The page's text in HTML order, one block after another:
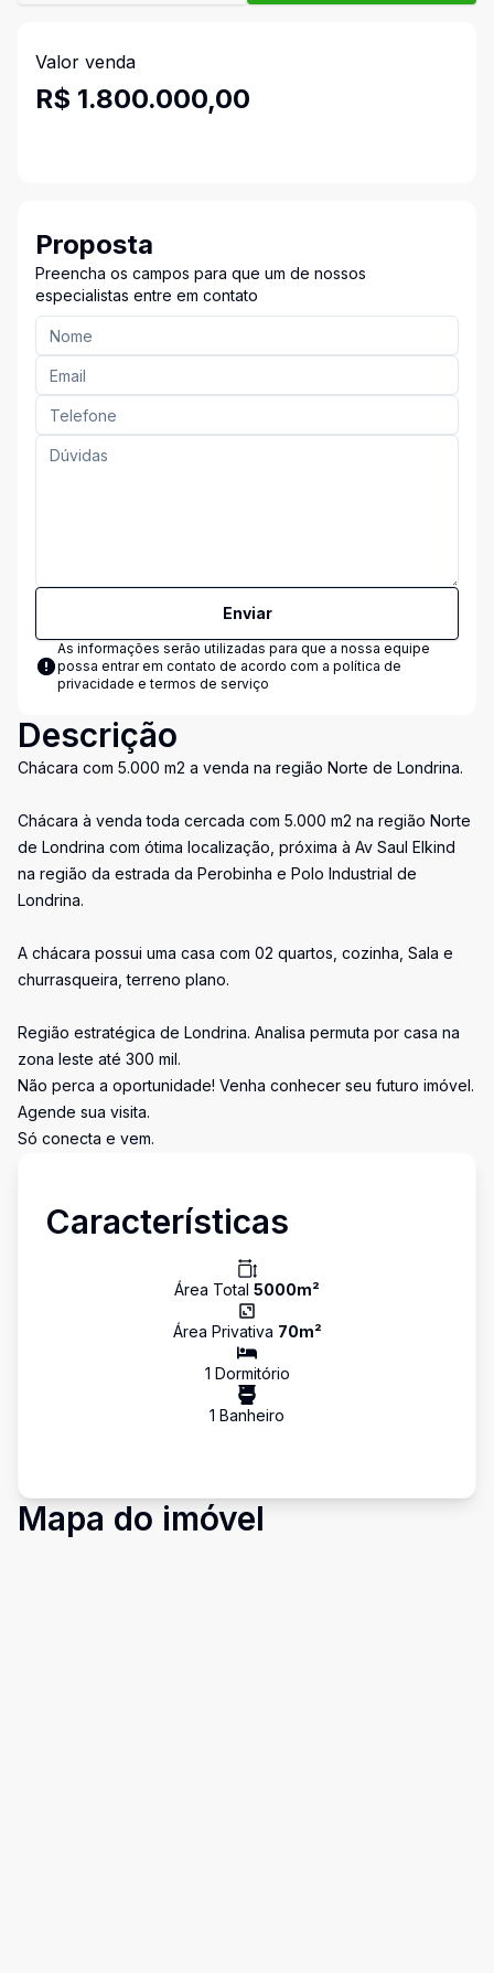
Valor venda
R$ 1.800.000,00
Proposta
Preencha os campos para que um de nossos
especialistas entre em contato
Enviar
As informações serão utilizadas para que a nossa equipe
possa entrar em contato de acordo com a política de
privacidade e termos de serviço
Descrição
Chácara com 5.000 m2 a venda na região Norte de Londrina.
Chácara à venda toda cercada com 5.000 m2 na região Norte
de Londrina com ótima localização, próxima à Av Saul Elkind
na região da estrada da Perobinha e Polo Industrial de
Londrina.
A chácara possui uma casa com 02 quartos, cozinha, Sala e
churrasqueira, terreno plano.
Região estratégica de Londrina. Analisa permuta por casa na
zona leste até 300 mil.
Não perca a oportunidade! Venha conhecer seu futuro imóvel.
Agende sua visita.
Só conecta e vem.
Características
Área Total 5000m²
Área Privativa 70m²
1 Dormitório
1 Banheiro
Mapa do imóvel